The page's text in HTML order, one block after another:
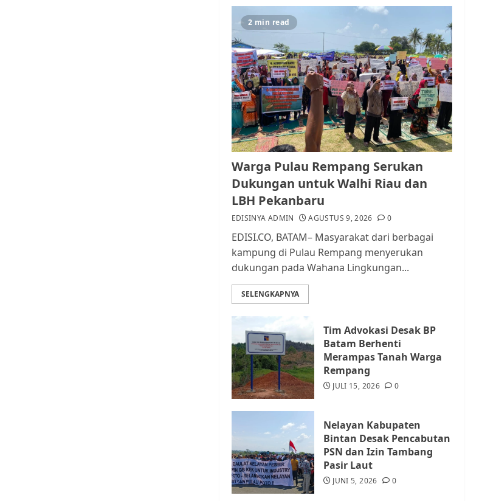
5
Warga
JULI 17, 2026
1
Warga Pulau Rempang
Serukan Dukungan untuk
Walhi Riau dan LBH
Pekanbaru
AGUSTUS 9, 2026 0
2
Pemko Batam Tegaskan
RT dan RW bukan Petugas
Pendataan dan
Pemungutan Pajak
3
Kader Pajak jadi
Penghubung Pemerintah
dan Masyarakat di
4
Datangi Pemko Batam,
Warga Rempang Protes
Lahan Mereka Diambil
untuk Sekolah Rakyat
5
Warga Rempang Ajukan
Audiensi dengan Wali
Kota Batam, Soroti
Aktivitas yang Resahkan
Warga
2 min read
Warga Pulau Rempang Serukan
Dukungan untuk Walhi Riau dan
LBH Pekanbaru
EDISINYA ADMIN AGUSTUS 9, 2026 0
EDISI.CO, BATAM– Masyarakat dari berbagai
kampung di Pulau Rempang menyerukan
dukungan pada Wahana Lingkungan...
SELENGKAPNYA
Tim Advokasi Desak BP
Batam Berhenti
Merampas Tanah Warga
Rempang
JULI 15, 2026 0
Nelayan Kabupaten
Bintan Desak Pencabutan
PSN dan Izin Tambang
Pasir Laut
JUNI 5, 2026 0